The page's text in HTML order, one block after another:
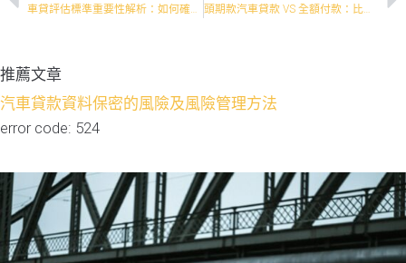
車貸評估標準重要性解析：如何確保申請人的還款能力？ 頭期款汽車貸款 VS 全額付款：比較哪一種更划算？
推薦文章
汽車貸款資料保密的風險及風險管理方法
error code: 524